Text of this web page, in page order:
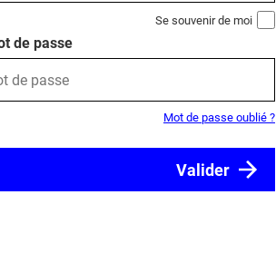
Se souvenir de moi
de passe
Mot de passe oublié ?